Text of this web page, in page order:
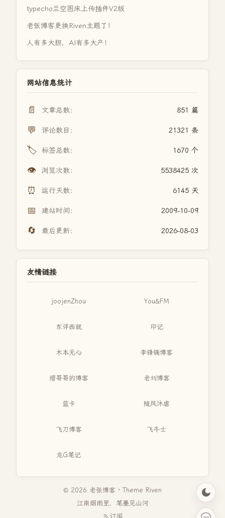
typecho兰空图床上传插件V2版
老张博客更换Riven主题了！
人有多大胆，AI有多大产！
网站信息统计
📄 文章总数： 851 篇
💬 评论数目： 21321 条
🏷️ 标签总数： 1670 个
👁️ 浏览次数： 5538425 次
⏰ 运行天数： 6145 天
📅 建站时间： 2009-10-09
🔄 最后更新： 2026-08-03
友情链接
joojenZhou You&FM
东评西就 印记
木本无心 李锋镝博客
缙哥哥的博客 老刘博客
蓝卡 随风沐虐
飞刀博客 飞牛士
龙G笔记
© 2026 老张博客 · Theme Riven
江南烟雨里，笔墨见山河
订阅